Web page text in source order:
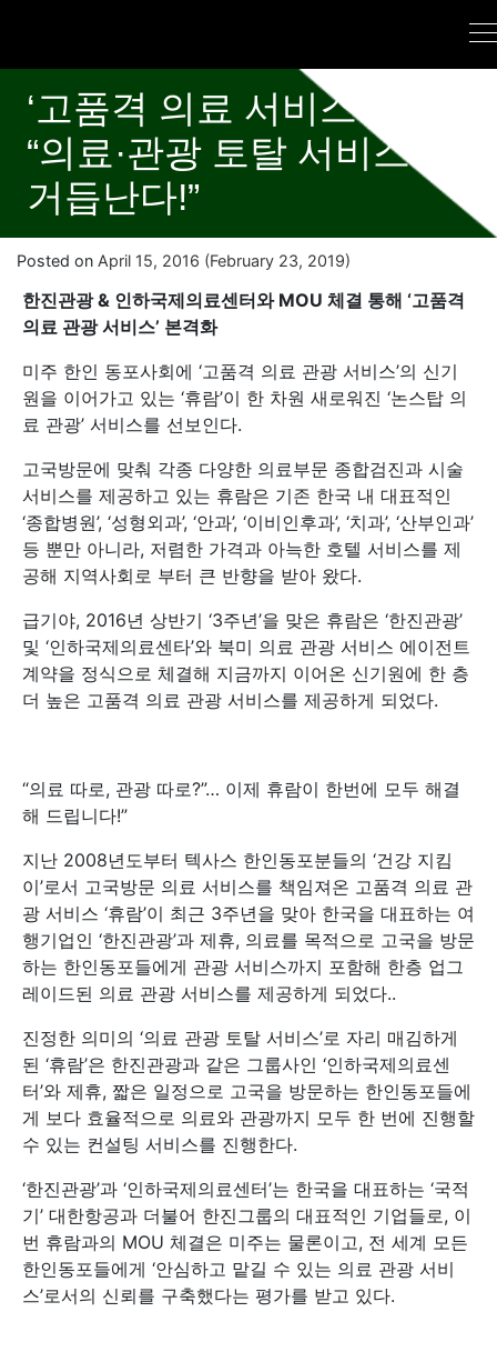
‘고품격 의료 서비스’ 휴람,
“의료·관광 토탈 서비스로
거듭난다!”
Posted on April 15, 2016 (February 23, 2019)
한진관광 & 인하국제의료센터와 MOU 체결 통해 ‘고품격
의료 관광 서비스’ 본격화
미주 한인 동포사회에 ‘고품격 의료 관광 서비스’의 신기
원을 이어가고 있는 ‘휴람’이 한 차원 새로워진 ‘논스탑 의
료 관광’ 서비스를 선보인다.
고국방문에 맞춰 각종 다양한 의료부문 종합검진과 시술
서비스를 제공하고 있는 휴람은 기존 한국 내 대표적인
‘종합병원’, ‘성형외과’, ‘안과’, ‘이비인후과’, ‘치과’, ‘산부인과’
등 뿐만 아니라, 저렴한 가격과 아늑한 호텔 서비스를 제
공해 지역사회로 부터 큰 반향을 받아 왔다.
급기야, 2016년 상반기 ‘3주년’을 맞은 휴람은 ‘한진관광’
및 ‘인하국제의료센타’와 북미 의료 관광 서비스 에이전트
계약을 정식으로 체결해 지금까지 이어온 신기원에 한 층
더 높은 고품격 의료 관광 서비스를 제공하게 되었다.
“의료 따로, 관광 따로?”… 이제 휴람이 한번에 모두 해결
해 드립니다!”
지난 2008년도부터 텍사스 한인동포분들의 ‘건강 지킴
이’로서 고국방문 의료 서비스를 책임져온 고품격 의료 관
광 서비스 ‘휴람’이 최근 3주년을 맞아 한국을 대표하는 여
행기업인 ‘한진관광’과 제휴, 의료를 목적으로 고국을 방문
하는 한인동포들에게 관광 서비스까지 포함해 한층 업그
레이드된 의료 관광 서비스를 제공하게 되었다..
진정한 의미의 ‘의료 관광 토탈 서비스’로 자리 매김하게
된 ‘휴람’은 한진관광과 같은 그룹사인 ‘인하국제의료센
터’와 제휴, 짧은 일정으로 고국을 방문하는 한인동포들에
게 보다 효율적으로 의료와 관광까지 모두 한 번에 진행할
수 있는 컨설팅 서비스를 진행한다.
‘한진관광’과 ‘인하국제의료센터’는 한국을 대표하는 ‘국적
기’ 대한항공과 더불어 한진그룹의 대표적인 기업들로, 이
번 휴람과의 MOU 체결은 미주는 물론이고, 전 세계 모든
한인동포들에게 ‘안심하고 맡길 수 있는 의료 관광 서비
스’로서의 신뢰를 구축했다는 평가를 받고 있다.